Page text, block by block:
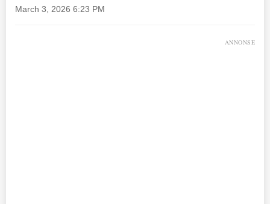
March 3, 2026 6:23 PM
ANNONSE